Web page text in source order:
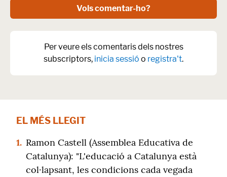
Vols comentar-ho?
Per veure els comentaris dels nostres
subscriptors, inicia sessió o registra't.
EL MÉS LLEGIT
1. Ramon Castell (Assemblea Educativa de
Catalunya): "L'educació a Catalunya està
col·lapsant, les condicions cada vegada